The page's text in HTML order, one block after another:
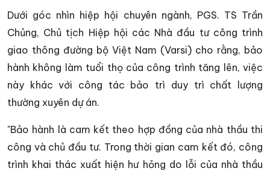
Dưới góc nhìn hiệp hội chuyên ngành, PGS. TS Trần
Chủng, Chủ tịch Hiệp hội các Nhà đầu tư công trình
giao thông đường bộ Việt Nam (Varsi) cho rằng, bảo
hành không làm tuổi thọ của công trình tăng lên, việc
này khác với công tác bảo trì duy trì chất lượng
thường xuyên dự án.
"Bảo hành là cam kết theo hợp đồng của nhà thầu thi
công và chủ đầu tư. Trong thời gian cam kết đó, công
trình khai thác xuất hiện hư hỏng do lỗi của nhà thầu